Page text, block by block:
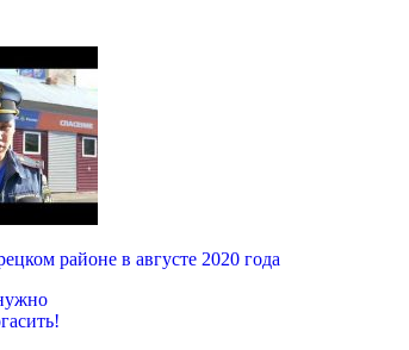
районе в августе 2020 года